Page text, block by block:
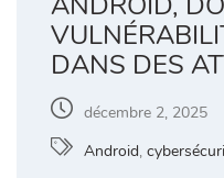
DANS DES
décembre 2, 2025
Android,